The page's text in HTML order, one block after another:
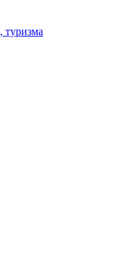
туризма